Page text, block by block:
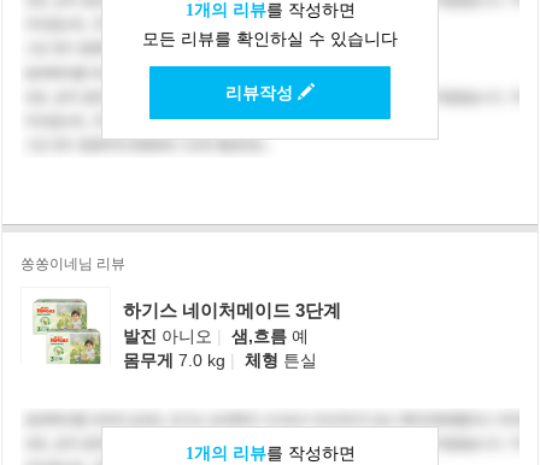
1개의 리뷰를 작성하면
모든 리뷰를 확인하실 수 있습니다
리뷰작성
쏭쏭이네님 리뷰
하기스 네이처메이드 3단계
발진 아니오 | 샘,흐름 예
몸무게 7.0 kg | 체형 튼실
1개의 리뷰를 작성하면